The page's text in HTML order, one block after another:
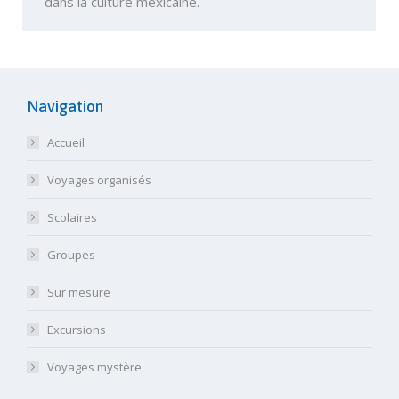
Navigation
Accueil
Voyages organisés
Scolaires
Groupes
Sur mesure
Excursions
Voyages mystère